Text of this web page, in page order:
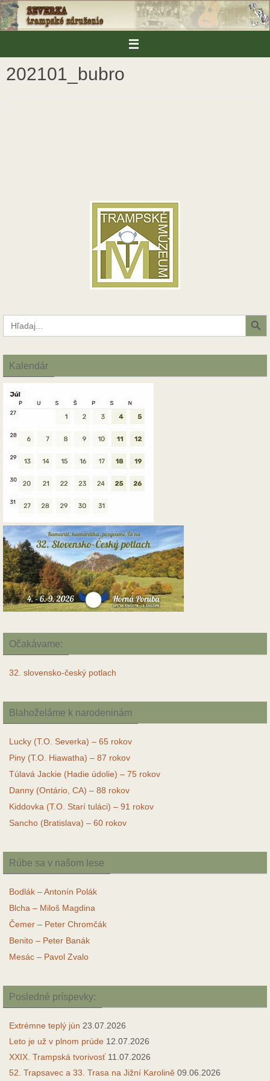
Skip
to
content
202101_bubro
Search
for:
Search Button
Kalendár
Očakávame:
32. slovensko-český potlach
Blahoželáme k narodeninám
Lucky (T.O. Severka) – 65 rokov
Piny (T.O. Hiawatha) – 87 rokov
Túlavá Jackie (Hadie údolie) – 75 rokov
Danny (Ontário, CA) – 88 rokov
Kiddovka (T.O. Starí tuláci) – 91 rokov
Sancho (Bratislava) – 60 rokov
Rúbe sa v našom lese
Bodlák – Antonín Polák
Blcha – Miloš Magdina
Čemer – Peter Chromčák
Benito – Peter Banák
Mesác – Pavol Zvalo
Posledné príspevky:
Extrémne teplý jún 23.07.2026
Leto je už v plnom prúde 12.07.2026
XXIX. Trampská tvorivosť 11.07.2026
52. Trapsavec a 33. Trasa na Jižní Karolině 09.06.2026